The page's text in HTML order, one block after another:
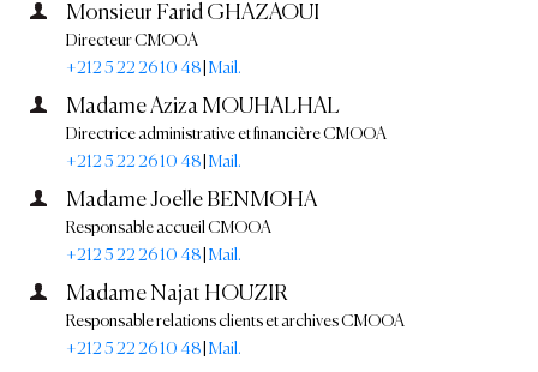
Monsieur Farid GHAZAOUI
Directeur CMOOA
+212 5 22 26 10 48 Mail.
Madame Aziza MOUHALHAL
Directrice administrative et financière CMOOA
+212 5 22 26 10 48 Mail.
Madame Joelle BENMOHA
Responsable accueil CMOOA
+212 5 22 26 10 48 Mail.
Madame Najat HOUZIR
Responsable relations clients et archives CMOOA
+212 5 22 26 10 48 Mail.